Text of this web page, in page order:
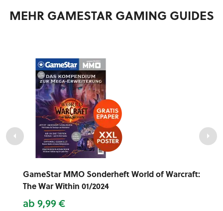
MEHR GAMESTAR GAMING GUIDES
GameStar MMO Sonderheft World of Warcraft:
The War Within 01/2024
ab 9,99 €